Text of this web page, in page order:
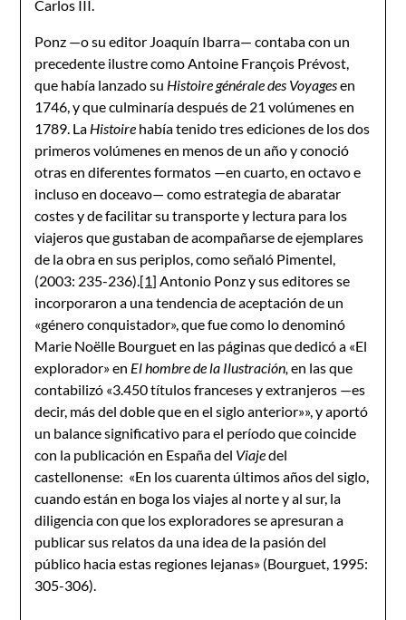
Carlos III.
Ponz —o su editor Joaquín Ibarra— contaba con un
precedente ilustre como Antoine François Prévost,
que había lanzado su Histoire générale des Voyagesen
1746, y que culminaría después de 21 volúmenes en
1789. La Histoire había tenido tres ediciones de los dos
primeros volúmenes en menos de un año y conoció
otras en diferentes formatos —en cuarto, en octavo e
incluso en doceavo— como estrategia de abaratar
costes y de facilitar su transporte y lectura para los
viajeros que gustaban de acompañarse de ejemplares
de la obra en sus periplos, como señaló Pimentel,
(2003: 235-236).[1] Antonio Ponz y sus editores se
incorporaron a una tendencia de aceptación de un
«género conquistador», que fue como lo denominó
Marie Noëlle Bourguet en las páginas que dedicó a «El
explorador» en El hombre de la Ilustración,en las que
contabilizó «3.450 títulos franceses y extranjeros —es
decir, más del doble que en el siglo anterior»», y aportó
un balance significativo para el período que coincide
con la publicación en España del Viajedel
castellonense: «En los cuarenta últimos años del siglo,
cuando están en boga los viajes al norte y al sur, la
diligencia con que los exploradores se apresuran a
publicar sus relatos da una idea de la pasión del
público hacia estas regiones lejanas» (Bourguet, 1995:
305-306).